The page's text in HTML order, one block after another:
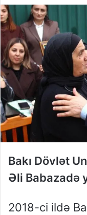
Bakı Dövlət
Əli Babazadə
2018-ci ildə